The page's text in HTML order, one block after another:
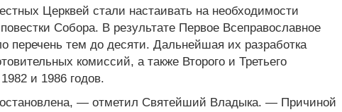
Церквей стали настаивать на необходимости
Собора. В результате Первое Всеправославное
перечень тем до десяти. Дальнейшая их разработка
комиссий, а также Второго и Третьего
и 1986 годов.
— отметил Святейший Владыка. — Причиной